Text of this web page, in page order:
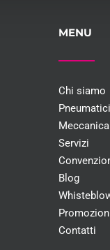
MENU
Chi siamo
Pneumatici
Meccanica
Servizi
Blog
Contatti